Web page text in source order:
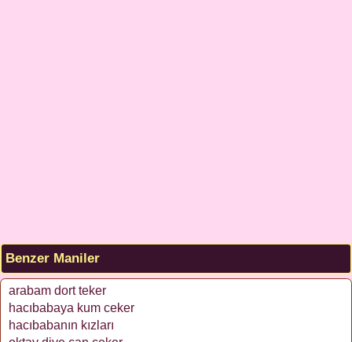
Benzer Maniler
arabam dort teker
hacıbabaya kum ceker
hacıbabanın kızları